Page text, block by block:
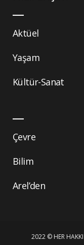
Aktüel
Yaşam
Kültür-Sanat
Çevre
Bilim
Arel’den
2022 © HER HAKKI